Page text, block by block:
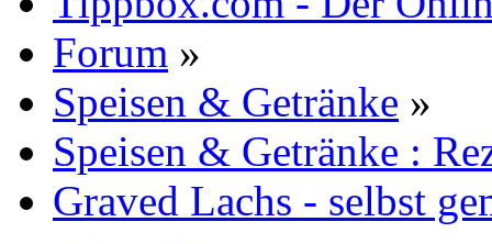
Forum »
Speisen & Getränke »
Speisen & Getränke :
Graved Lachs - selbst